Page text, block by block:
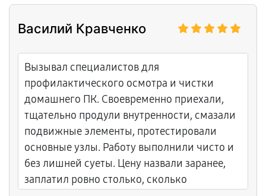
Василий Кравченко
Вызывал специалистов для
профилактического осмотра и чистки
домашнего ПК. Своевременно приехали,
тщательно продули внутренности, смазали
подвижные элементы, протестировали
основные узлы. Работу выполнили чисто и
без лишней суеты. Цену назвали заранее,
заплатил ровно столько, сколько